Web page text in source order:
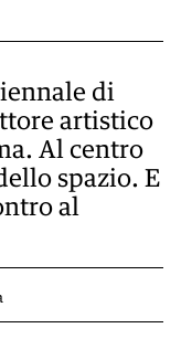
di
artistico
Al centro
spazio. E
al